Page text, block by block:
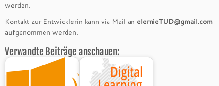
werden.
Kontakt zur Entwicklerin kann via Mail an elernieTUD@gmail.com
aufgenommen werden.
Verwandte Beiträge anschauen: